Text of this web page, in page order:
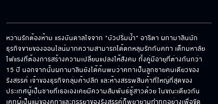
ความรักของ ‘ลิน’ กับ ‘คธา’ คือความรักต้องห้าม
ที่ต้องฟันฝ่า
หวานรักต้องห้าม แรงบันดาลใจจาก "บัวปริ่มน้ำ" อาริตา ผกามาลินนัก
ธุรกิจขายของออนไลน์มากความสามารถได้ตกหลุมรักกับคทา เด็กมหาลัย
ไฟแรงที่ต้องการสร้างความเปลี่ยนแปลงให้สังคม ทั้งคู่มีอายุที่ต่างกันกว่า
15 ปี นอกจากนั้นผกามาลินยังได้ค้นพบว่าคทาเป็นลูกชายคนเดียวของ
รังสรรค์ เจ้าของธุรกิจกลุ่มค้าปลีก และห้างสรรพสินค้าที่ใหญ่ที่สุดของ
ประเทศผู้เป็นชายที่เธอเองเคยมีความสัมพันธ์ชู้สาวด้วย ในขณะเดียวกัน
เคทผู้เป็นแม่ของคทาและภรรยาของรังสรรค์ก็พยายามทำทุกอย่างเพื่อขัด